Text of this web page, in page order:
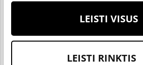
LEISTI VISUS
LEISTI RINKTIS